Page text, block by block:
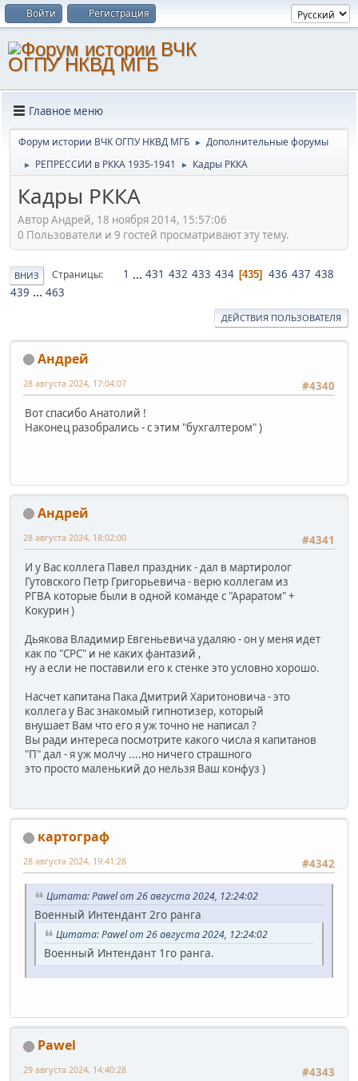
Войти Регистрация
Главное меню
Форум истории ВЧК ОГПУ НКВД МГБ ► Дополнительные форумы
► РЕПРЕССИИ в РККА 1935-1941 ► Кадры РККА
Кадры РККА
Автор Андрей, 18 ноября 2014, 15:57:06
0 Пользователи и 9 гостей просматривают эту тему.
ВНИЗ Страницы 1 ... 431 432 433 434 435 436 437 438
439 ... 463
ДЕЙСТВИЯ ПОЛЬЗОВАТЕЛЯ
Андрей
#4340
28 августа 2024, 17:04:07
Вот спасибо Анатолий !
Наконец разобрались - с этим "бухгалтером" )
Андрей
#4341
28 августа 2024, 18:02:00
И у Вас коллега Павел праздник - дал в мартиролог
Гутовского Петр Григорьевича - верю коллегам из
РГВА которые были в одной команде с "Араратом" +
Кокурин )
Дьякова Владимир Евгеньевича удаляю - он у меня идет
как по "СРС" и не каких фантазий ,
ну а если не поставили его к стенке это условно хорошо.
Насчет капитана Пака Дмитрий Харитоновича - это
коллега у Вас знакомый гипнотизер, который
внушает Вам что его я уж точно не написал ?
Вы ради интереса посмотрите какого числа я капитанов
"П" дал - я уж молчу ....но ничего страшного
это просто маленький до нельзя Ваш конфуз )
картограф
#4342
28 августа 2024, 19:41:28
Цитата: Pawel от 26 августа 2024, 12:24:02
Военный Интендант 2го ранга
Цитата: Pawel от 26 августа 2024, 12:24:02
Военный Интендант 1го ранга.
Pawel
#4343
29 августа 2024, 14:40:28